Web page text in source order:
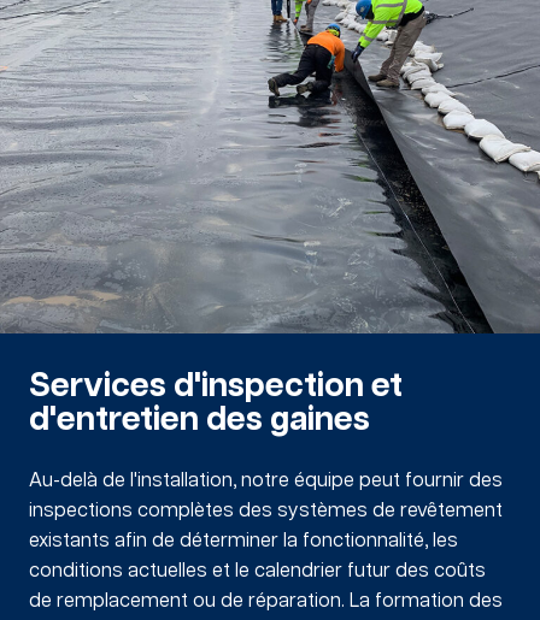
Services d'inspection et
d'entretien des gaines
Au-delà de l'installation, notre équipe peut fournir des
inspections complètes des systèmes de revêtement
existants afin de déterminer la fonctionnalité, les
conditions actuelles et le calendrier futur des coûts
de remplacement ou de réparation. La formation des